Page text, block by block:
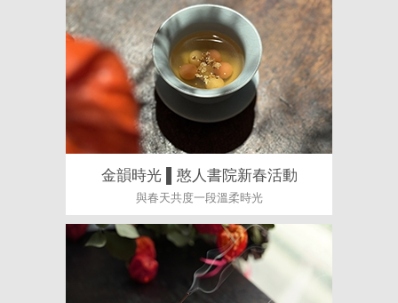
金韻時光 ▌憨人書院新春活動
與春天共度一段溫柔時光